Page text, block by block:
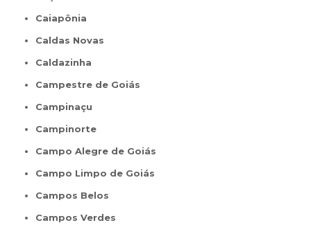
Caiapônia
Caldas Novas
Caldazinha
Campestre de Goiás
Campinaçu
Campinorte
Campo Alegre de Goiás
Campo Limpo de Goiás
Campos Belos
Campos Verdes